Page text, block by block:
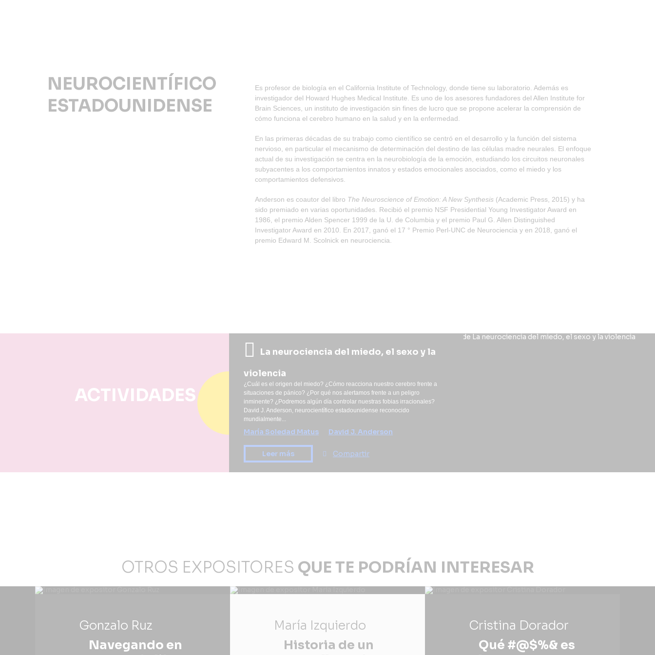
NEUROCIENTÍFICO
ESTADOUNIDENSE
Es profesor de biología en el California Institute of Technology, donde tiene su laboratorio. Además es
investigador del Howard Hughes Medical Institute. Es uno de los asesores fundadores del Allen Institute for
Brain Sciences, un instituto de investigación sin fines de lucro que se propone acelerar la comprensión de
cómo funciona el cerebro humano en la salud y en la enfermedad.
En las primeras décadas de su trabajo como científico se centró en el desarrollo y la función del sistema
nervioso, en particular el mecanismo de determinación del destino de las células madre neurales. El enfoque
actual de su investigación se centra en la neurobiología de la emoción, estudiando los circuitos neuronales
subyacentes a los comportamientos innatos y estados emocionales asociados, como el miedo y los
comportamientos defensivos.
Anderson es coautor del libro The Neuroscience of Emotion: A New Synthesis (Academic Press, 2015) y ha
sido premiado en varias oportunidades. Recibió el premio NSF Presidential Young Investigator Award en
1986, el premio Alden Spencer 1999 de la U. de Columbia y el premio Paul G. Allen Distinguished
Investigator Award en 2010. En 2017, ganó el 17 ° Premio Perl-UNC de Neurociencia y en 2018, ganó el
premio Edward M. Scolnick en neurociencia.
ACTIVIDADES
La neurociencia del miedo, el sexo y la
violencia
¿Cuál es el origen del miedo? ¿Cómo reacciona nuestro cerebro frente a
situaciones de pánico? ¿Por qué nos alertamos frente a un peligro
inminente? ¿Podremos algún día controlar nuestras fobias irracionales?
David J. Anderson, neurocientífico estadounidense reconocido
mundialmente...
María Soledad Matus David J. Anderson
Leer más Compartir
OTROS EXPOSITORES QUE TE PODRÍAN INTERESAR
Gonzalo Ruz
Navegando en
María Izquierdo
Historia de un
Cristina Dorador
Qué #@$%& es